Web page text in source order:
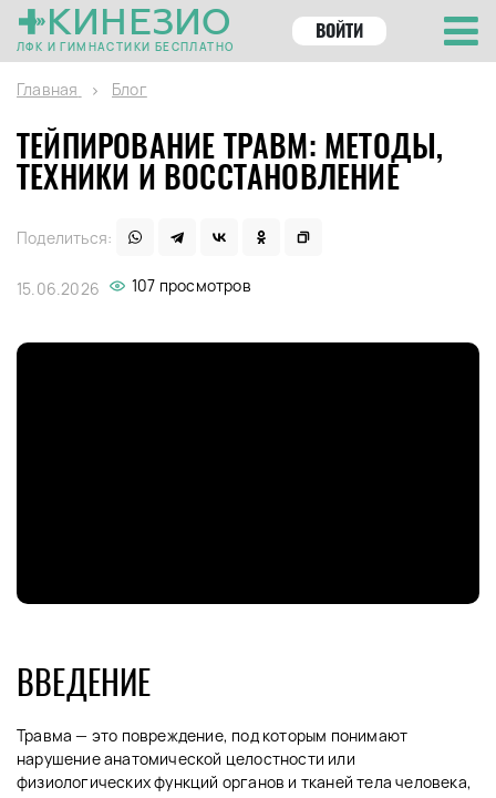
КИНЕЗИО
ЛФК И ГИМНАСТИКИ БЕСПЛАТНО
ВОЙТИ
Главная Блог
ТЕЙПИРОВАНИЕ ТРАВМ: МЕТОДЫ,
ТЕХНИКИ И ВОССТАНОВЛЕНИЕ
Поделиться:
15.06.2026 107 просмотров
ВВЕДЕНИЕ
Травма — это повреждение, под которым понимают
нарушение анатомической целостности или
физиологических функций органов и тканей тела человека,